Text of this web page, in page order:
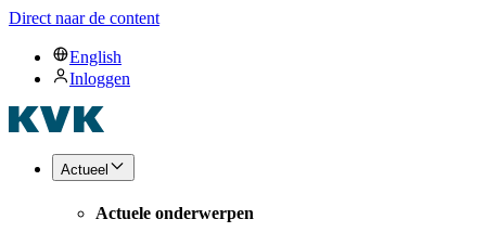
Direct naar de content
English
Inloggen
Actueel
Actuele onderwerpen